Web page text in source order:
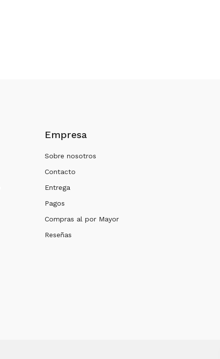
Empresa
Sobre nosotros
Contacto
Entrega
Pagos
Compras al por Mayor
Reseñas